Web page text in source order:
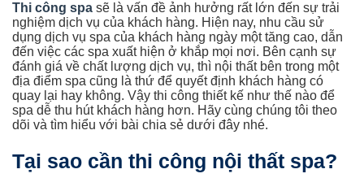
Thi công spa sẽ là vấn đề ảnh hưởng rất lớn đến sự trải
nghiệm dịch vụ của khách hàng. Hiện nay, nhu cầu sử
dụng dịch vụ spa của khách hàng ngày một tăng cao, dẫn
đến việc các spa xuất hiện ở khắp mọi nơi. Bên cạnh sự
đánh giá về chất lượng dịch vụ, thì nội thất bên trong một
địa điểm spa cũng là thứ để quyết định khách hàng có
quay lại hay không. Vậy thi công thiết kế như thế nào để
spa dễ thu hút khách hàng hơn. Hãy cùng chúng tôi theo
dõi và tìm hiểu với bài chia sẻ dưới đây nhé.
Tại sao cần thi công nội thất spa?